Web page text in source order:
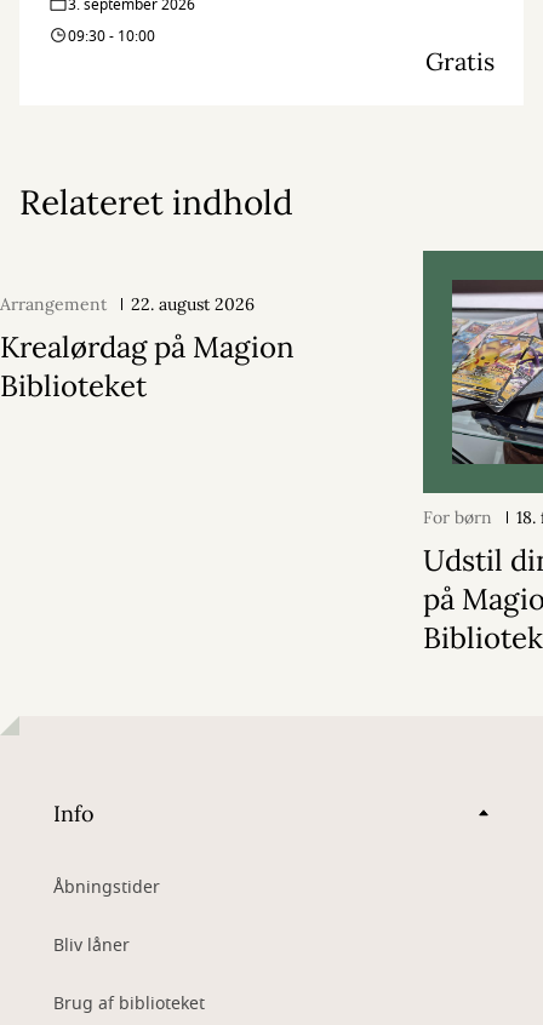
3. september 2026
09:30 - 10:00
Gratis
Relateret indhold
Arrangement 22. august 2026
Krealørdag på Magion
Biblioteket
For børn
Udstil
på
Info
Åbningstider
Bliv låner
Brug af biblioteket